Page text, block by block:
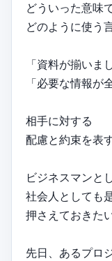
どういった意味で
どのように使う
「資料が揃いま
「必要な情報が
相手に対する
配慮と約束を表
ビジネスマンと
社会人としても
押さえておきた
先日、あるプロ